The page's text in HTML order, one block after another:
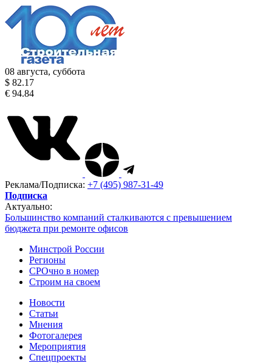
08 августа, суббота
$ 82.17
€ 94.84
Реклама/Подписка: +7 (495) 987-31-49
Подписка
Актуально:
Большинство компаний сталкиваются с превышением
бюджета при ремонте офисов
Минстрой России
Регионы
СРОчно в номер
Строим на своем
Новости
Статьи
Мнения
Фотогалерея
Мероприятия
Спецпроекты